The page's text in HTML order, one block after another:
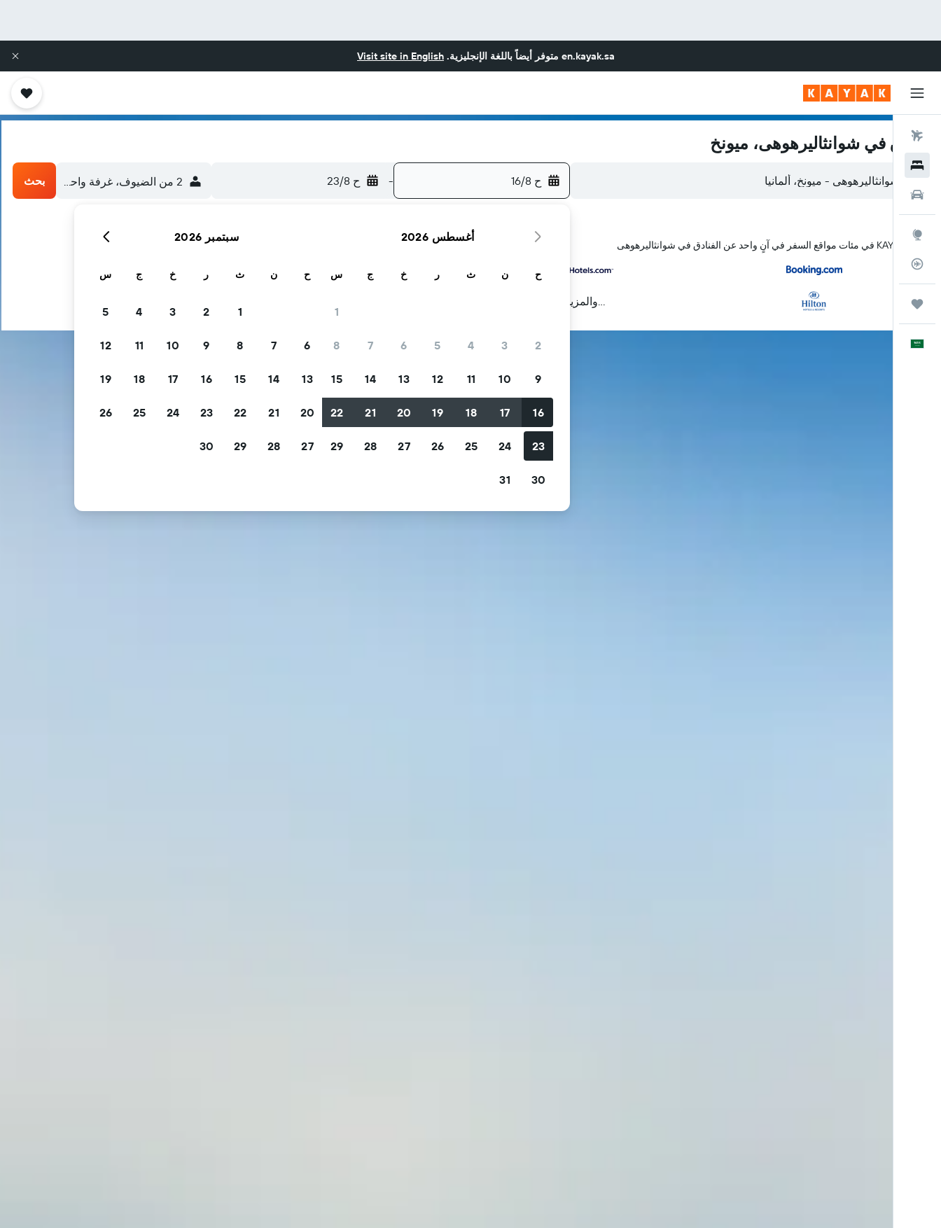
en.kayak.sa متوفر أيضاً باللغة الإنجليزية. Visit site in English
رحلات طيران
متعقب رحلة الطيران
فنادق في شوانثاليرهوهى، ميونخ
ح 16/8 - ح 23/8 2 من الضيوف، غرفة واحدة بحث
يبحث KAYAK في مئات مواقع السفر في آنٍ واحد عن الفنادق في شوانثاليرهوهى
...والمزيد
أغسطس 2026
ح ن ث ر خ ج س
1
2
3
4
5
6
7
8
9
10
11
12
13
14
15
16
17
18
19
20
21
22
23
24
25
26
27
28
29
30
31
سبتمبر 2026
ح ن ث ر خ ج س
1
2
3
4
5
6
7
8
9
10
11
12
13
14
15
16
17
18
19
20
21
22
23
24
25
26
27
28
29
30